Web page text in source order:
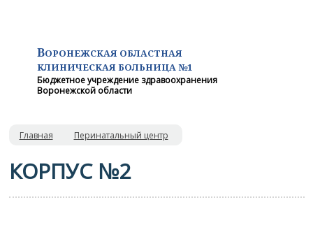
ВОРОНЕЖСКАЯ ОБЛАСТНАЯ
КЛИНИЧЕСКАЯ БОЛЬНИЦА №1
Бюджетное учреждение здравоохранения
Воронежской области
Главная Перинатальный центр
КОРПУС №2